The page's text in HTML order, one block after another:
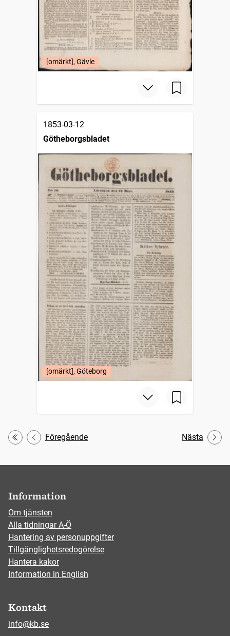
[omärkt], Gävle
1853-03-12
Götheborgsbladet
[omärkt], Göteborg
Första
Föregående Nästa
Information
Om tjänsten
Alla tidningar A-Ö
Hantering av personuppgifter
Tillgänglighetsredogörelse
Hantera kakor
Information in English
Kontakt
info@kb.se